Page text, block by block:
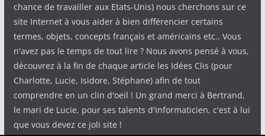
chance de travailler aux Etats-Unis) nous cherchons sur ce
site Internet à vous aider à bien différencier certains
termes, objets, concepts français et américains etc.. Vous
n'avez pas le temps de tout lire ? Nous avons pensé à vous,
découvrez à la fin de chaque article les Idées Clis (pour
Charlotte, Lucie, Isidore, Stéphane) afin de tout
comprendre en un clin d'oeil ! Un grand merci à Bertrand,
le mari de Lucie, pour ses talents d'informaticien, c'est à lui
que vous devez ce joli site !